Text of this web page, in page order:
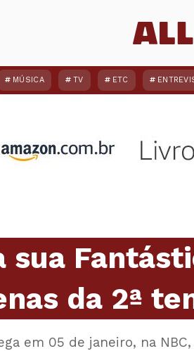
MÚSICA TV ETC
sua
da 2ª
em 05 de janeiro, na